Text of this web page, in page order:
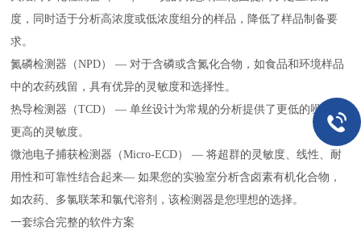
度，同时适于分析高浓度或低浓度组分的样品，降低了样品制备要
求。
氮磷检测器（NPD） — 对于含磷或含氮化合物，如食品和环境样品
中的农药残留，具有优异的灵敏度和选择性。
热导检测器（TCD） — 单丝设计为常规的分析提供了更低的噪声和
更高的灵敏度。
微池电子捕获检测器（Micro-ECD） — 将超群的灵敏度、线性、耐
用性和可靠性结合起来— 如果您的实验室分析含卤素有机化合物，
如农药、多氯联苯和氯代溶剂，该检测器是您理想的选择。
一套综合完整的软件方案